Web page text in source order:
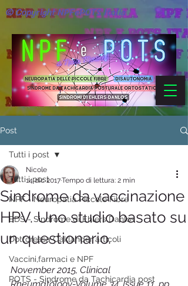
© Copyright NPFePOTS Italia
Post
Tutti i post
NPF - Neuropatia Piccole Fibre
EDS - Sindrome di Ehlers Danlos
Dottoressa Oaklander articoli
Vaccini,farmaci e NPF
POTS - Sindrome da Tachicardia post
Tutti i post
Sindrome da vaccinazione
HPV. Uno studio basato su
un questionario.
Nicole
14 dic 2017Tempo di lettura: 2 min
November 2015, Clinical